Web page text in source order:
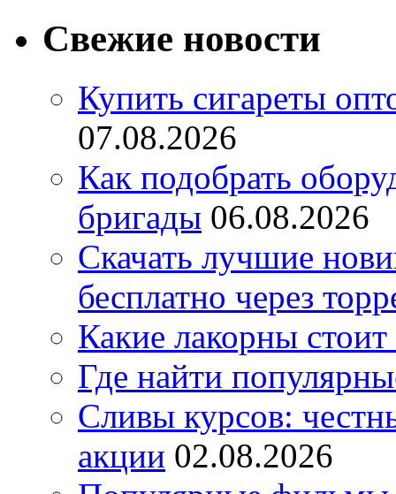
Свежие новости
Купить сигареты
07.08.2026
Как подобрать
бригады 06.08.2026
Скачать лучшие
бесплатно через
Какие лакорны стоит
Где найти
Сливы курсов:
акции 02.08.2026